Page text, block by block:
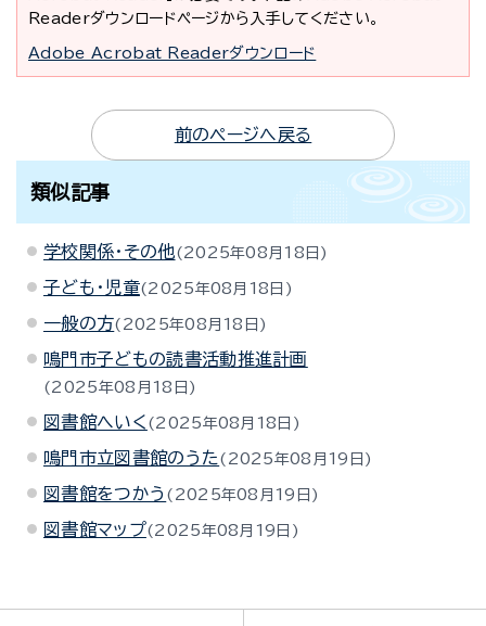
Readerダウンロードページから入手してください。
Adobe Acrobat Readerダウンロード
前のページへ戻る
類似記事
学校関係・その他 2025年08月18日
子ども・児童 2025年08月18日
一般の方 2025年08月18日
鳴門市子どもの読書活動推進計画
2025年08月18日
図書館へいく 2025年08月18日
鳴門市立図書館のうた 2025年08月19日
図書館をつかう 2025年08月19日
図書館マップ 2025年08月19日